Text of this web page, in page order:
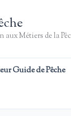
Métiers de la
Guide de Pêche